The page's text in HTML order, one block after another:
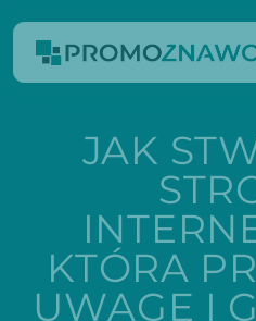
JAK
KTÓRA
UWAGĘ I